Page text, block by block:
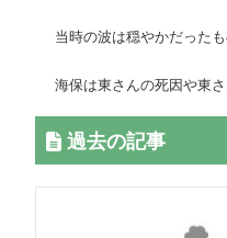
当時の波は穏やかだった
海保は東さんの死因や東
過去の記事